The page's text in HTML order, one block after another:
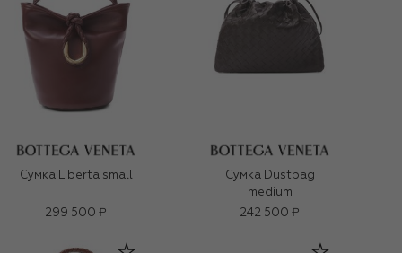
Сумка Liberta small
299 500 ₽
Сумка Dustbag
medium
242 500 ₽